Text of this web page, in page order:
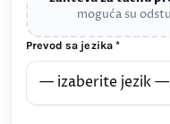
moguća su
Prevod sa jezika *